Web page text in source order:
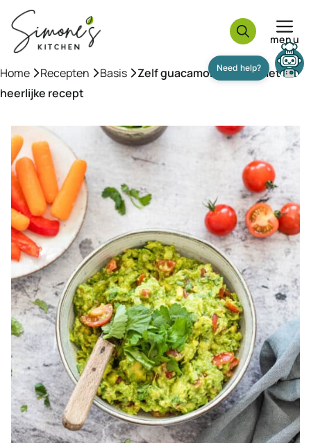
naar
inhoud
menu
Home »Recepten »Basis »Zelf guacamole maken met dit
heerlijke recept
Need help?